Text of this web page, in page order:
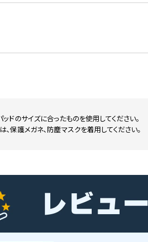
ドのサイズに合ったものを使用してください。
保護メガネ、防塵マスクを着用してください。